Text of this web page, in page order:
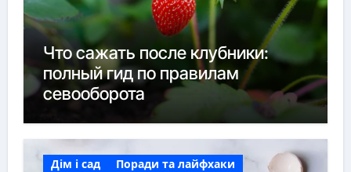
Что сажать после клубники:
полный гид по правилам
севооборота
Дім і сад Поради та лайфхаки